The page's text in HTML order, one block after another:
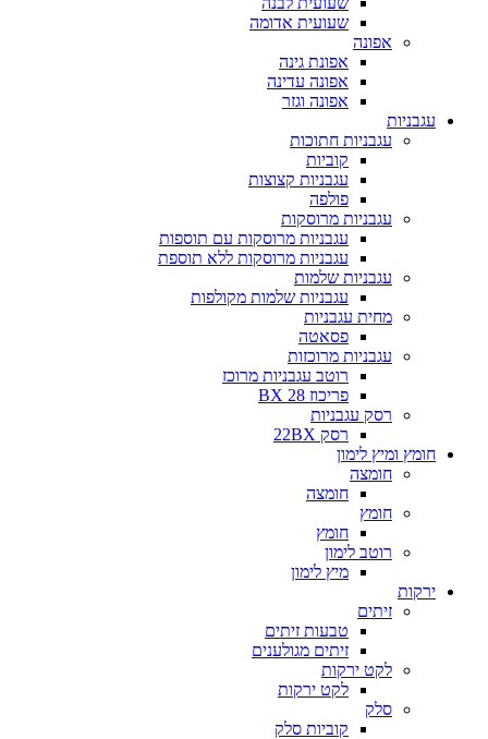
שעועית אדומה
אפונה
אפונת גינה
אפונה עדינה
אפונה וגזר
עגבניות
עגבניות חתוכות
קוביות
עגבניות קצוצות
פולפה
עגבניות מרוסקות
עגבניות מרוסקות עם תוספות
עגבניות מרוסקות ללא תוספת
עגבניות שלמות
עגבניות שלמות מקולפות
מחית עגבניות
פסאטה
עגבניות מרוכזות
רוטב עגבניות מרוכז
פריכוז BX 28
רסק עגבניות
רסק 22BX
חומץ ומיץ לימון
חומצה
חומצה
חומץ
חומץ
רוטב לימון
מיץ לימון
ירקות
זיתים
טבעות זיתים
זיתים מגולענים
לקט ירקות
לקט ירקות
סלק
קוביות סלק